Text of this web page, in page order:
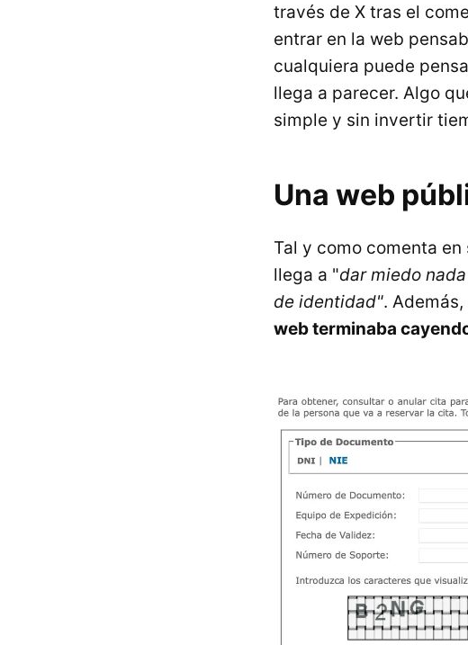
través de X tras el
entrar en la web
cualquiera puede
llega a parecer. Algo
simple y sin invertir
Una web
Tal y como comenta
llega a "dar miedo
de identidad".
web terminaba